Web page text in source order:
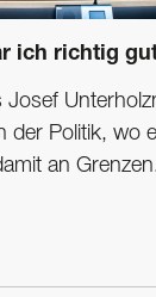
ich richtig
Josef
der Politik, wo
an